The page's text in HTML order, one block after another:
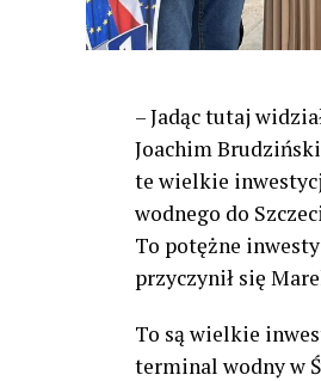
– Jadąc tutaj
Joachim
te wielkie
wodnego do
To potężne
przyczynił się
To są wielkie
terminal wodny w